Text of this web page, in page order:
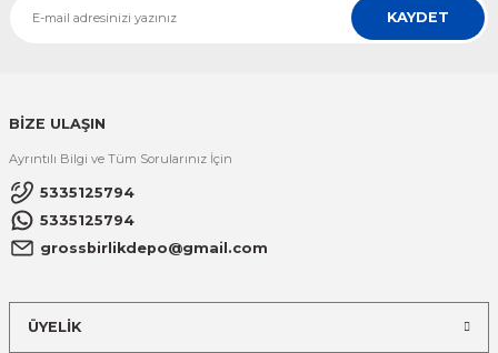
KAYDET
BİZE ULAŞIN
Ayrıntılı Bilgi ve Tüm Sorularınız İçin
5335125794
5335125794
grossbirlikdepo@gmail.com
ÜYELİK